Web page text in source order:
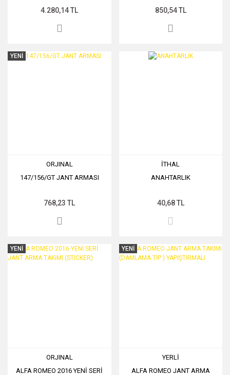
4.280,14 TL 850,54 TL
YENİ
ORJINAL
147/156/GT JANT ARMASI
768,23 TL
İTHAL
ANAHTARLIK
40,68 TL
YENİ
ORJINAL
ALFA ROMEO 2016 YENİ SERİ
YENİ
YERLİ
ALFA ROMEO JANT ARMA